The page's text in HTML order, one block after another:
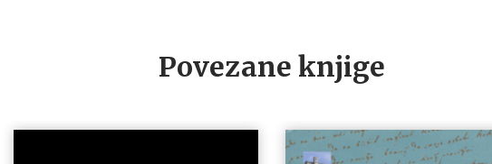
Povezane knjige